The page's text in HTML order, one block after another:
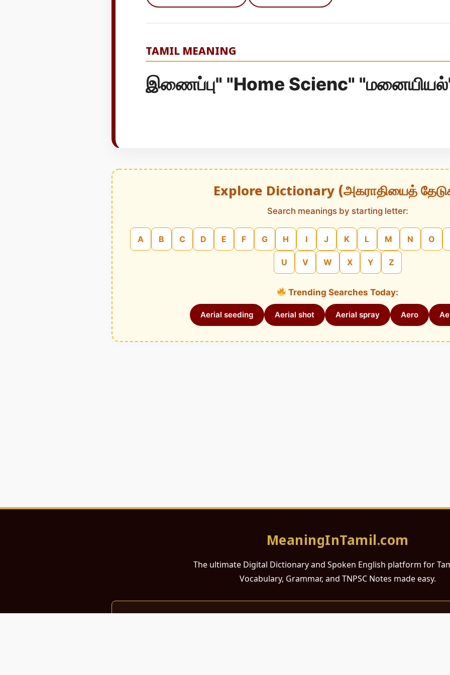
TAMIL MEANING
இணைப்பு" "Home Scienc"
Explore Dictionary (அகராதியைத்
Search meanings by starting letter:
A B C D E F G H I J K L M N O
U V W X Y Z
Trending Searches Today:
Aerial seeding Aerial shot Aerial spray Aero
MeaningInTamil.com
The ultimate Digital Dictionary and Spoken English platform for
Vocabulary, Grammar, and TNPSC Notes made easy.